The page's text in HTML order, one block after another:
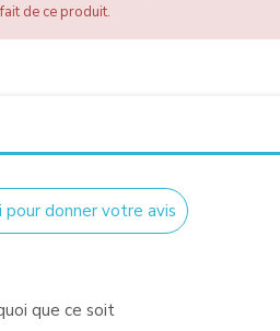
de ce produit.
pour donner votre avis
que ce soit